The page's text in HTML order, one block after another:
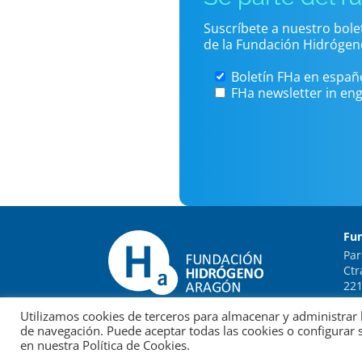
Suscríbete a nuestro
de la Fundación
Boletín FHa en
FHa newsletter in
© Fundación para el Desarrollo de las
Utilizamos cookies de terceros para almacenar y
de navegación. Puede aceptar todas las cookies o
en nuestra Política de Cookies.